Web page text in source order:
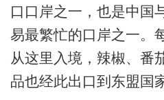
口口岸之一，也是中国
易最繁忙的口岸之一。
从这里入境，辣椒、番
品也经此出口到东盟国